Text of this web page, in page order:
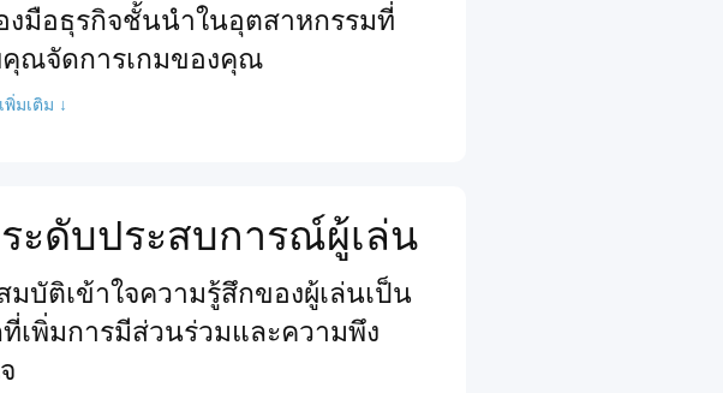
งมือธุรกิจชั้นนำในอุตสาหกรรมที่
ณจัดการเกมของคุณ
พิ่มเติม ↓
ะดับประสบการณ์ผู้เล่น
บัติเข้าใจความรู้สึกของผู้เล่นเป็น
เพิ่มการมีส่วนร่วมและความพึง